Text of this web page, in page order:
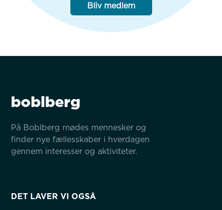
Bliv medlem
boblberg
På Boblberg mødes mennesker og
finder nye fællesskaber i hverdagen
gennem interesser og aktiviteter.
DET LAVER VI OGSÅ